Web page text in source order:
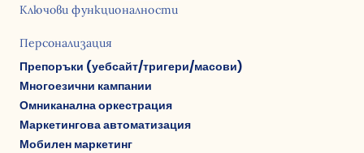
Ключови функционалности
Персонализация
Препоръки (уебсайт/тригери/масови)
Многоезични кампании
Омниканална оркестрация
Маркетингова автоматизация
Мобилен маркетинг